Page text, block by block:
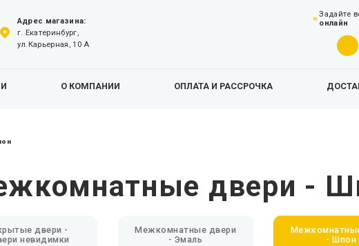
Адрес магазина:
г. Екатеринбург,
ул.Карьерная, 10 А
Задайте
онлайн
О КОМПАНИИ ОПЛАТА И РАССРОЧКА
двери -
двери -
невидимки
Межкомнатные двери
- Эмаль
- Шпон